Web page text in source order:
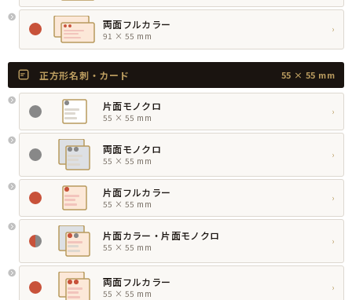
両面フルカラー
91 × 55 mm
›
正方形名刺・カード 55 × 55 mm
片面モノクロ
55 × 55 mm
›
両面モノクロ
55 × 55 mm
›
片面フルカラー
55 × 55 mm
›
片面カラー・片面モノクロ
55 × 55 mm
›
両面フルカラー
55 × 55 mm
›